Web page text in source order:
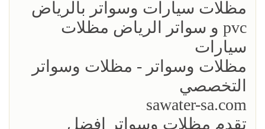
مظلات سيارات وسواتر بالرياض
pvc و سواتر الرياض مظلات
سيارات
مظلات وسواتر - مظلات وسواتر
التخصصي
sawater-sa.com
تقدم مظلات وسواتر افضل